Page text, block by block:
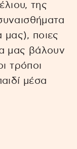
της
μας), ποιες
μας βάλουν
τρόποι
μέσα